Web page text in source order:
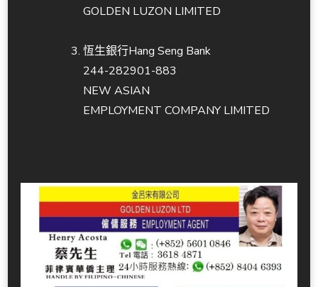
GOLDEN LUZON LIMITED
恆生銀行Hang Seng Bank
244-282901-883
NEW ASIAN
EMPLOYMENT COMPANY LIMITED